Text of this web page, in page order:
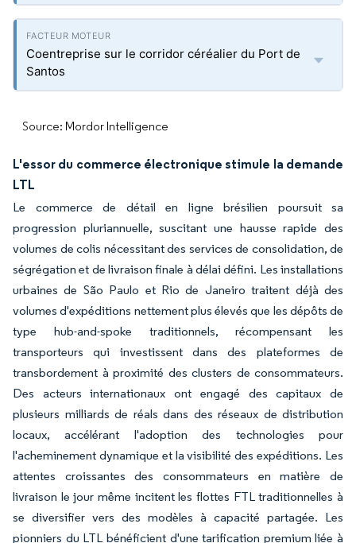
Coentreprise sur le corridor céréalier du Port de
Santos
Source: Mordor Intelligence
L'essor du commerce électronique stimule la demande
LTL
Le commerce de détail en ligne brésilien poursuit sa
progression pluriannuelle, suscitant une hausse rapide des
volumes de colis nécessitant des services de consolidation, de
ségrégation et de livraison finale à délai défini. Les installations
urbaines de São Paulo et Rio de Janeiro traitent déjà des
volumes d'expéditions nettement plus élevés que les dépôts de
type hub-and-spoke traditionnels, récompensant les
transporteurs qui investissent dans des plateformes de
transbordement à proximité des clusters de consommateurs.
Des acteurs internationaux ont engagé des capitaux de
plusieurs milliards de réals dans des réseaux de distribution
locaux, accélérant l'adoption des technologies pour
l'acheminement dynamique et la visibilité des expéditions. Les
attentes croissantes des consommateurs en matière de
livraison le jour même incitent les flottes FTL traditionnelles à
se diversifier vers des modèles à capacité partagée. Les
pionniers du LTL bénéficient d'une tarification premium liée à